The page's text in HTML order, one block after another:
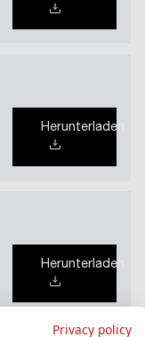
Herunterladen
Herunterladen
Privacy policy